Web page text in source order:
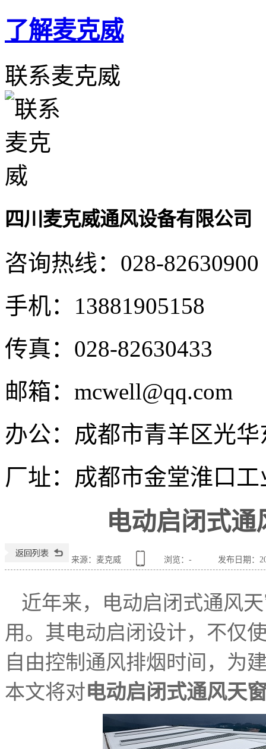
了解麦克威
联系麦克威
四川麦克威通风设备有限公司
咨询热线： 028-82630900
手机： 13881905158
传真： 028-82630433
邮箱： mcwell@qq.com
办公： 成都市青羊区光
厂址： 成都市金堂淮口
电动启闭式
来源：麦克威 浏览： - 发布日期：
近年来，电动启闭式通风
用。其电动启闭设计，不仅
自由控制通风排烟时间，为
本文将对电动启闭式通风天